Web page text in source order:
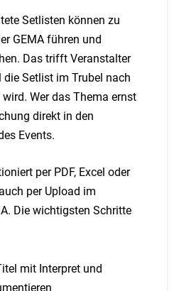
Setlisten können zu
GEMA führen und
Das trifft Veranstalter
Setlist im Trubel nach
Wer das Thema ernst
direkt in den
Events.
per PDF, Excel oder
per Upload im
Die wichtigsten Schritte
mit Interpret und